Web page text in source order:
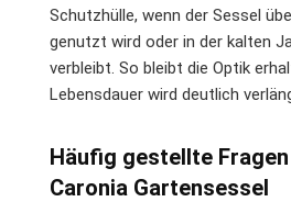
Schutzhülle, wenn der Sessel
genutzt wird oder in der kalten
verbleibt. So bleibt die Optik
Lebensdauer wird deutlich
Häufig gestellte
Caronia Gartensessel